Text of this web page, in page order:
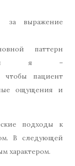
за выражение
паттерн
я –
чтобы пациент
ощущения и
подходы к
В следующей
характером.